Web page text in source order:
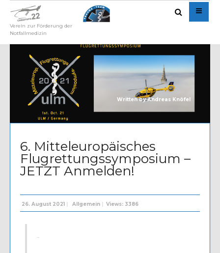
Verein zur Förderung der
Notfallmedizin
Written byAndreas Knöfel
6. Mitteleuropäisches
Flugrettungssymposium –
JETZT Anmelden!
26. August 2021 | Allgemein | Views: 3386